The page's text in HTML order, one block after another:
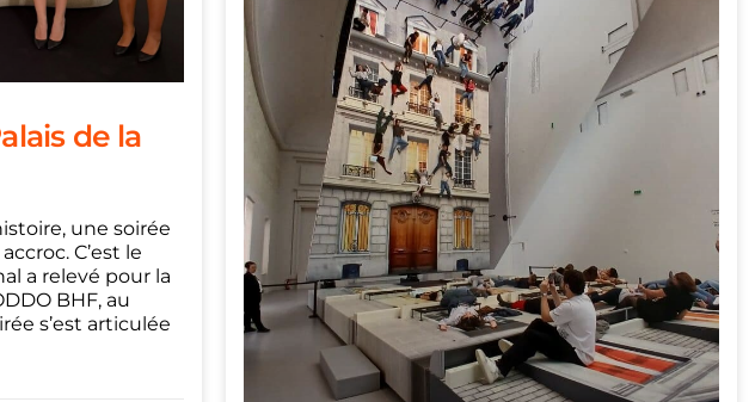
de la
une soirée
C’est le
a relevé pour la
BHF, au
s’est articulée